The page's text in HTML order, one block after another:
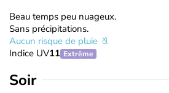
Beau temps peu nuageux.
Sans précipitations.
Aucun risque de pluie
Indice UV11 Extrême
Soir